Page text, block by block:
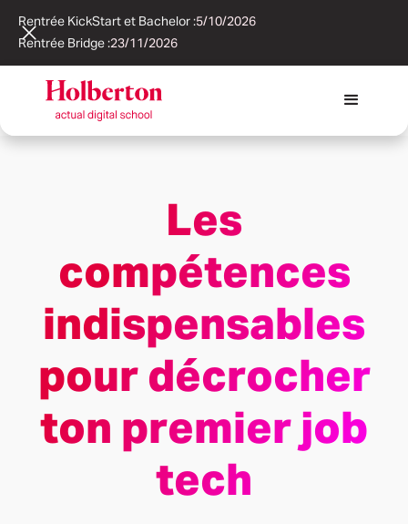
Rentrée KickStart et Bachelor :5/10/2026
Rentrée Bridge :23/11/2026
Les
compétences
indispensables
pour décrocher
ton premier job
tech